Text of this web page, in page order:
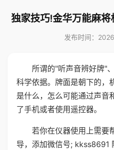
独家技巧!金华万能麻
发布时间：
所谓的"听声音辨好牌"
科学依据。牌面是朝下的，
是什么，怎么可能通过声音
了手机或者使用遥控器。
若你在仪器使用上需要
导，添加微信号; kkss8691